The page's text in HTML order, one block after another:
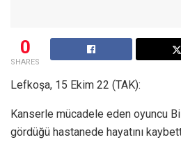
0
SHARES
Lefkoşa, 15 Ekim 22 (TAK):
Kanserle mücadele eden oyuncu
gördüğü hastanede hayatını